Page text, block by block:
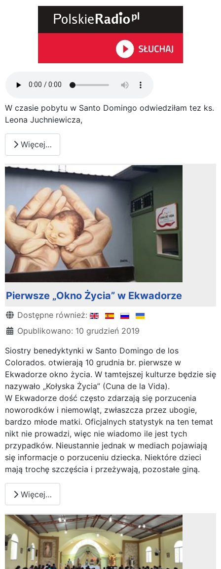
W czasie pobytu w Santo Domingo odwiedziłam tez ks.
Leona Juchniewicza,
Więcej…
Pierwsze „Okno Życia” w Ekwadorze
Szczegóły
Dostępne również:
Opublikowano: 10 grudzień 2019
Siostry benedyktynki w Santo Domingo de los
Colorados. otwierają 10 grudnia br. pierwsze w
Ekwadorze okno życia. W tamtejszej kulturze będzie się
nazywało „Kołyska Życia” (Cuna de la Vida).
W Ekwadorze dość często zdarzają się porzucenia
noworodków i niemowląt, zwłaszcza przez ubogie,
bardzo młode matki. Oficjalnych statystyk na ten temat
nikt nie prowadzi, więc nie wiadomo ile jest tych
przypadków. Nieustannie jednak w mediach pojawiają
się informacje o porzuceniu dziecka. Niektóre dzieci
mają trochę szczęścia i przeżywają, pozostałe giną.
Więcej…